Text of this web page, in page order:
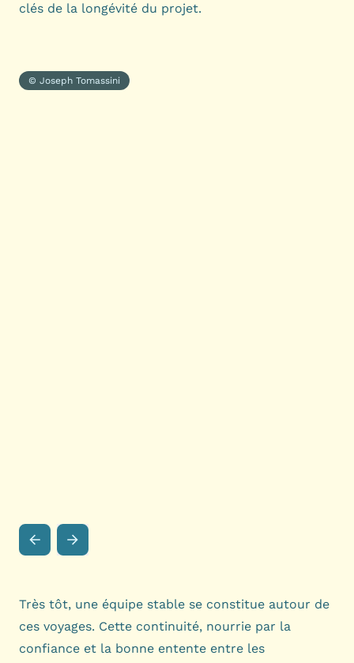
clés de la longévité du projet.
© Joseph Tomassini
Très tôt, une équipe stable se constitue autour de
ces voyages. Cette continuité, nourrie par la
confiance et la bonne entente entre les